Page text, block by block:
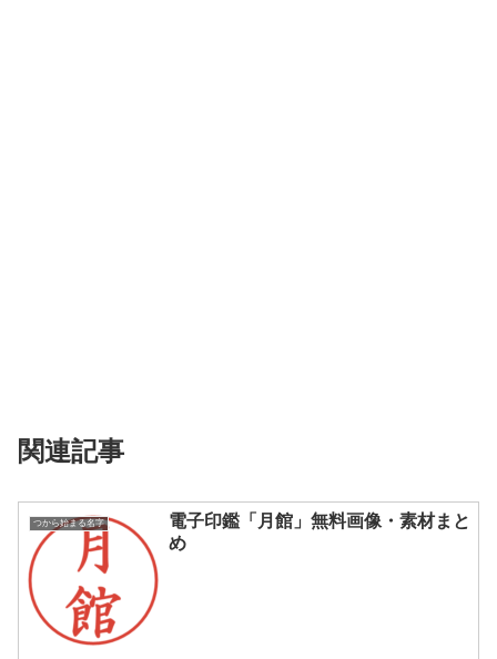
関連記事
つから始まる名字
電子印鑑「月館」無料画像・素材まと
め